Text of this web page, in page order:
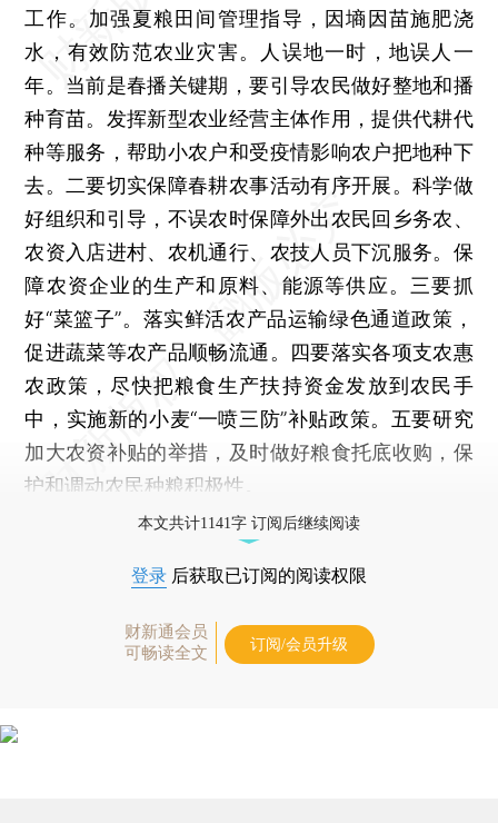
工作。加强夏粮田间管理指导，因墒因苗施肥浇
水，有效防范农业灾害。人误地一时，地误人一
年。当前是春播关键期，要引导农民做好整地和播
种育苗。发挥新型农业经营主体作用，提供代耕代
种等服务，帮助小农户和受疫情影响农户把地种下
去。二要切实保障春耕农事活动有序开展。科学做
好组织和引导，不误农时保障外出农民回乡务农、
农资入店进村、农机通行、农技人员下沉服务。保
障农资企业的生产和原料、能源等供应。三要抓
好“菜篮子”。落实鲜活农产品运输绿色通道政策，
促进蔬菜等农产品顺畅流通。四要落实各项支农惠
农政策，尽快把粮食生产扶持资金发放到农民手
中，实施新的小麦“一喷三防”补贴政策。五要研究
加大农资补贴的举措，及时做好粮食托底收购，保
护和调动农民种粮积极性。
本文共计1141字 订阅后继续阅读
登录 后获取已订阅的阅读权限
财新通会员
可畅读全文
订阅/会员升级